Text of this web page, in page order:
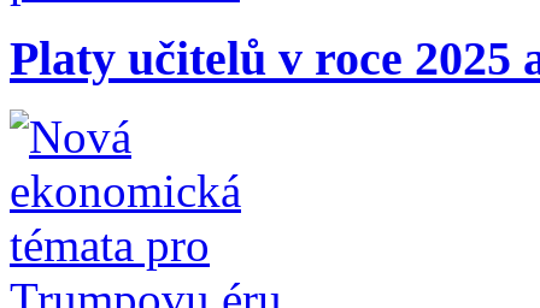
Platy učitelů v roce 2025